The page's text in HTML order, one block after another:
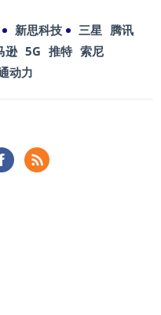
新思科技 三星 腾讯
逊 5G 推特 索尼
动力